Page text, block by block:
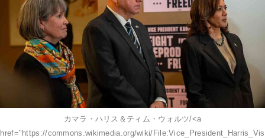
カマラ・ハリス＆ティム・ウォルツ/<a
href="https://commons.wikimedia.org/wiki/File:Vice_President_Harris_Vis